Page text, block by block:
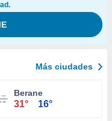
Más ciudades
Berane
31° 16°